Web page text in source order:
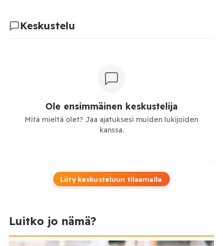
Keskustelu
Ole ensimmäinen keskustelija
Mitä mieltä olet? Jaa ajatuksesi muiden lukijoiden
kanssa.
Liity keskusteluun tilaamalla
Luitko jo nämä?